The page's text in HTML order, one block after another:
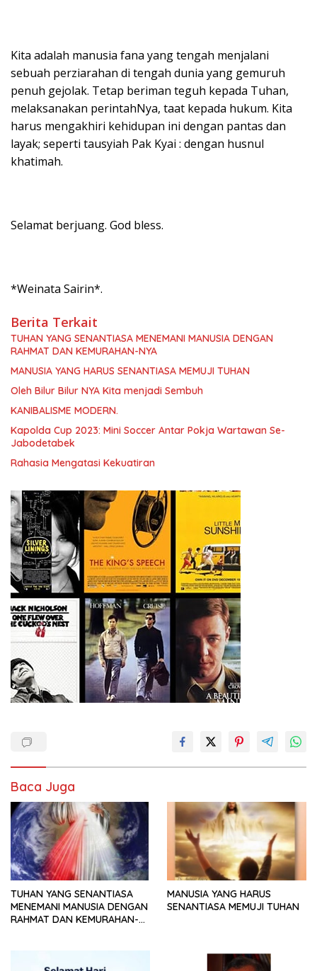
Kita adalah manusia fana yang tengah menjalani
sebuah perziarahan di tengah dunia yang gemuruh
penuh gejolak. Tetap beriman teguh kepada Tuhan,
melaksanakan perintahNya, taat kepada hukum. Kita
harus mengakhiri kehidupan ini dengan pantas dan
layak; seperti tausyiah Pak Kyai : dengan husnul
khatimah.
Selamat berjuang. God bless.
*Weinata Sairin*.
Berita Terkait
TUHAN YANG SENANTIASA MENEMANI MANUSIA DENGAN
RAHMAT DAN KEMURAHAN-NYA
MANUSIA YANG HARUS SENANTIASA MEMUJI TUHAN
Oleh Bilur Bilur NYA Kita menjadi Sembuh
KANIBALISME MODERN.
Kapolda Cup 2023: Mini Soccer Antar Pokja Wartawan Se-
Jabodetabek
Rahasia Mengatasi Kekuatiran
Baca Juga
TUHAN YANG SENANTIASA
MENEMANI MANUSIA DENGAN
RAHMAT DAN KEMURAHAN-
MANUSIA YANG HARUS
SENANTIASA MEMUJI TUHAN